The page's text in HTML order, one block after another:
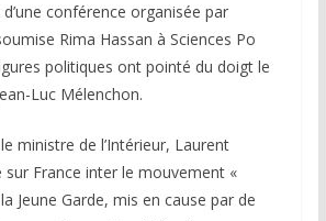
conférence organisée par
Rima Hassan à Sciences Po
politiques ont pointé du doigt le
Luc Mélenchon.
ministre de l’Intérieur, Laurent
sur France inter le mouvement «
Jeune Garde, mis en cause par de